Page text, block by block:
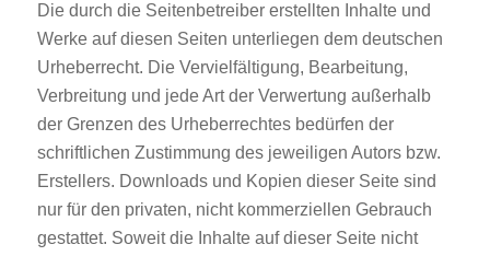
Die durch die Seitenbetreiber erstellten Inhalte und
Werke auf diesen Seiten unterliegen dem deutschen
Urheberrecht. Die Vervielfältigung, Bearbeitung,
Verbreitung und jede Art der Verwertung außerhalb
der Grenzen des Urheberrechtes bedürfen der
schriftlichen Zustimmung des jeweiligen Autors bzw.
Erstellers. Downloads und Kopien dieser Seite sind
nur für den privaten, nicht kommerziellen Gebrauch
gestattet. Soweit die Inhalte auf dieser Seite nicht